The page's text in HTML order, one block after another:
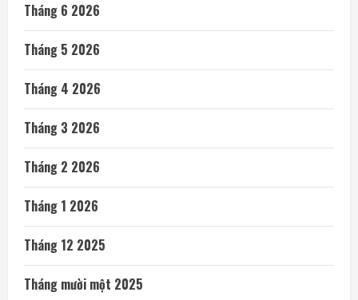
Tháng 6 2026
Tháng 5 2026
Tháng 4 2026
Tháng 3 2026
Tháng 2 2026
Tháng 1 2026
Tháng 12 2025
Tháng mười một 2025